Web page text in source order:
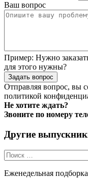
Ваш вопрос
Пример: Нужно
для этого нужны?
Задать вопрос
Отправляя вопрос, вы
политикой
Не хотите ждать?
Звоните по номеру
Другие
Search
for:
Еженедельная подборка